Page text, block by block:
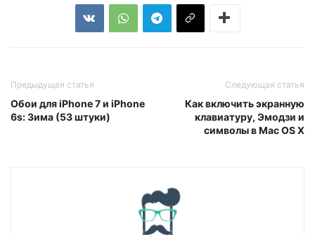
Предыдущая статья
Обои для iPhone 7 и iPhone
6s: Зима (53 штуки)
Следующая статья
Как включить экранную
клавиатуру, Эмодзи и
символы в Mac OS X